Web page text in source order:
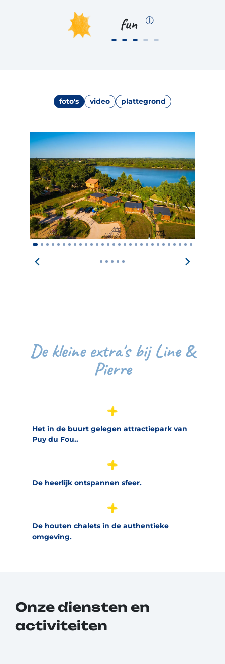
fun
foto's video plattegrond
De kleine extra's bij Line &
Pierre
Het in de buurt gelegen attractiepark van
Puy du Fou..
De heerlijk ontspannen sfeer.
De houten chalets in de authentieke
omgeving.
Onze diensten en
activiteiten